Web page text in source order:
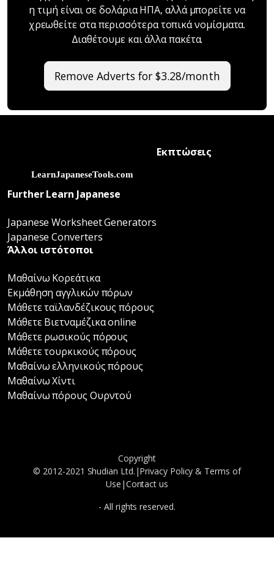
η τιμή είναι σε δολάρια ΗΠΑ, αλλά μπορείτε να
χρεωθείτε στα περισσότερα τοπικά νομίσματα.
Διαθέτουμε και άλλα πακέτα.
Remove Adverts for $3.28/month
Εκπτώσεις
Further Learn Japanese
Japanese Worksheet Generators
Japanese Converters
Άλλοι ιστότοποι
Μαθαίνω Κορεάτικα
Εκμάθηση αγγλικών πόρων
Μάθετε ταϊλανδέζικους πόρους
Μάθετε Βιετναμέζικα online
Μάθετε ρωσικούς πόρους
Μάθετε τουρκικούς πόρους
Μαθαίνω ελληνικούς πόρους
Μαθαίνω Χίντι
Μαθαίνω πόρους Ουρντού
Copyright
© 2012-2021 Shudian Ltd.|Privacy Policy & Terms of
Use |Contact us
- All rights reserved.